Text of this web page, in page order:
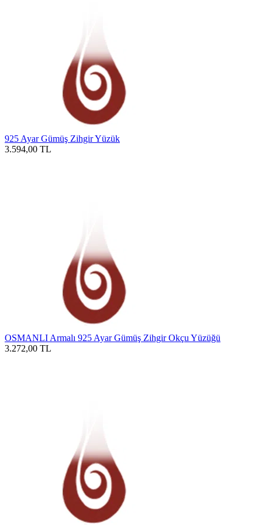
925 Ayar Gümüş Zihgir Yüzük
3.594,00 TL
OSMANLI Armalı 925 Ayar Gümüş Zihgir Okçu Yüzüğü
3.272,00 TL